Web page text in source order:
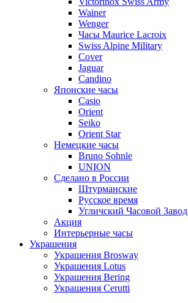
Wainer
Wenger
Часы Maurice Lacroix
Swiss Alpine Military
Cover
Jaguar
Candino
Японские часы
Casio
Orient
Seiko
Orient Star
Немецкие часы
Bruno Sohnle
UNION
Сделано в России
Штурманские
Русское время
Угличский Часовой Завод
Акция
Интерьерные часы
Украшения
Украшения Brosway
Украшения Lotus
Украшения Bering
Украшения Cerutti